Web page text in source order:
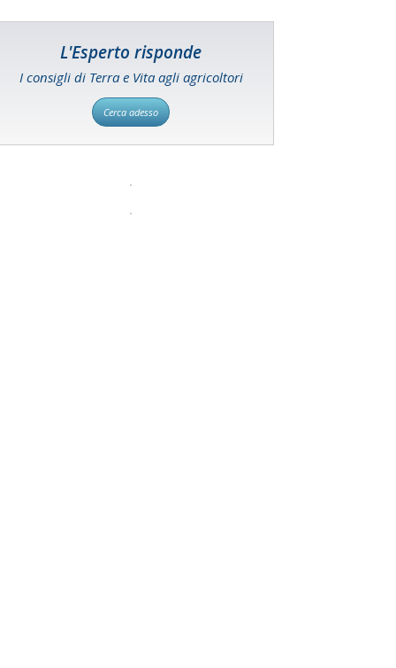
L'Esperto risponde
I consigli di Terra e Vita agli agricoltori
Cerca adesso